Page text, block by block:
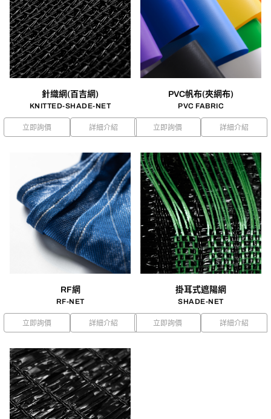
針織網(百吉網)
KNITTED-SHADE-NET
立即詢價 詳細介紹
PVC帆布(夾網布)
PVC FABRIC
立即詢價 詳細介紹
RF網
RF-NET
立即詢價 詳細介紹
掛耳式遮陽網
SHADE-NET
立即詢價 詳細介紹